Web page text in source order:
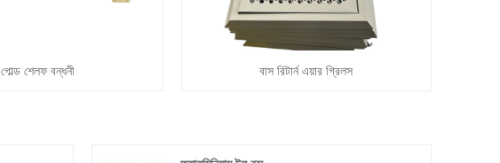
গোল্ড শেলফ বন্ধনী বাস রিটার্ন এয়ার গ্রিলস